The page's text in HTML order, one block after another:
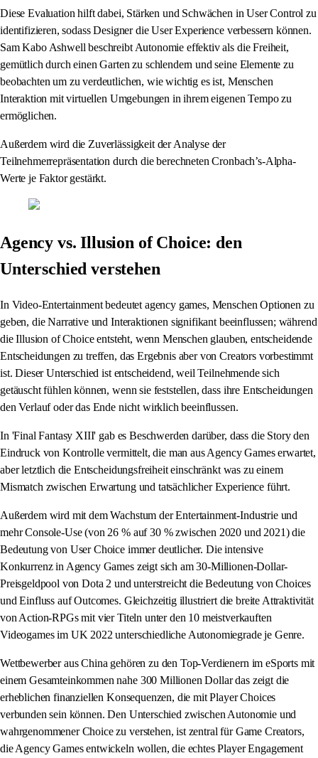
Diese Evaluation hilft dabei, Stärken und Schwächen in User Control zu
identifizieren, sodass Designer die User Experience verbessern können.
Sam Kabo Ashwell beschreibt Autonomie effektiv als die Freiheit,
gemütlich durch einen Garten zu schlendern und seine Elemente zu
beobachten um zu verdeutlichen, wie wichtig es ist, Menschen
Interaktion mit virtuellen Umgebungen in ihrem eigenen Tempo zu
ermöglichen.
Außerdem wird die Zuverlässigkeit der Analyse der
Teilnehmerrepräsentation durch die berechneten Cronbach’s-Alpha-
Werte je Faktor gestärkt.
Agency vs. Illusion of Choice: den
Unterschied verstehen
In Video-Entertainment bedeutet agency games, Menschen Optionen zu
geben, die Narrative und Interaktionen signifikant beeinflussen; während
die Illusion of Choice entsteht, wenn Menschen glauben, entscheidende
Entscheidungen zu treffen, das Ergebnis aber von Creators vorbestimmt
ist. Dieser Unterschied ist entscheidend, weil Teilnehmende sich
getäuscht fühlen können, wenn sie feststellen, dass ihre Entscheidungen
den Verlauf oder das Ende nicht wirklich beeinflussen.
In 'Final Fantasy XIII' gab es Beschwerden darüber, dass die Story den
Eindruck von Kontrolle vermittelt, die man aus Agency Games erwartet,
aber letztlich die Entscheidungsfreiheit einschränkt was zu einem
Mismatch zwischen Erwartung und tatsächlicher Experience führt.
Außerdem wird mit dem Wachstum der Entertainment-Industrie und
mehr Console-Use (von 26 % auf 30 % zwischen 2020 und 2021) die
Bedeutung von User Choice immer deutlicher. Die intensive
Konkurrenz in Agency Games zeigt sich am 30-Millionen-Dollar-
Preisgeldpool von Dota 2 und unterstreicht die Bedeutung von Choices
und Einfluss auf Outcomes. Gleichzeitig illustriert die breite Attraktivität
von Action-RPGs mit vier Titeln unter den 10 meistverkauften
Videogames im UK 2022 unterschiedliche Autonomiegrade je Genre.
Wettbewerber aus China gehören zu den Top-Verdienern im eSports mit
einem Gesamteinkommen nahe 300 Millionen Dollar das zeigt die
erheblichen finanziellen Konsequenzen, die mit Player Choices
verbunden sein können. Den Unterschied zwischen Autonomie und
wahrgenommener Choice zu verstehen, ist zentral für Game Creators,
die Agency Games entwickeln wollen, die echtes Player Engagement